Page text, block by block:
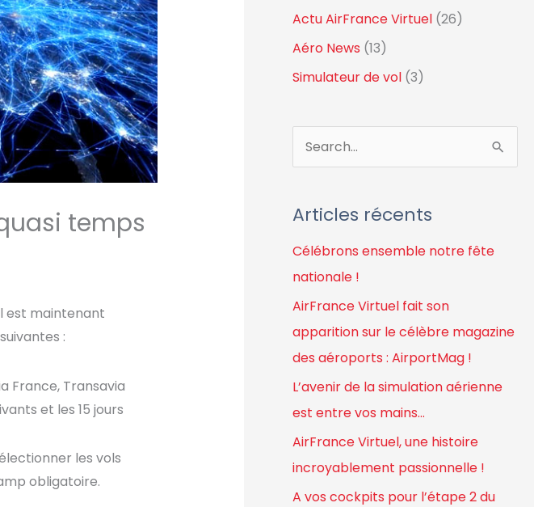
temps
est maintenant
:
France, Transavia
et les 15 jours
les vols
obligatoire.
Actu AirFrance Virtuel(26)
Aéro News (13)
Simulateur de vol(3)
h
e
r
c
h
e
r
Articles récents
Célébrons ensemble notre fête
nationale !
AirFrance Virtuel fait son
apparition sur le célèbre magazine
des aéroports : AirportMag !
L’avenir de la simulation aérienne
est entre vos mains…
AirFrance Virtuel, une histoire
incroyablement passionnelle !
A vos cockpits pour l’étape 2 du